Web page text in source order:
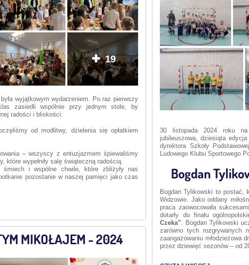
19
wyjątkowym wydarzeniem. Po raz pierwszy
zasiedli wspólnie przy jednym stole, by
radości i bliskości.
od modlitwy, dzielenia się opłatkiem
– wszyscy z entuzjazmem śpiewaliśmy
które wypełniły salę świąteczną radością.
śmiech i wspólne chwile, które zbliżyły nas
pozostanie w naszej pamięci jako czas
30 listopada 2024 roku
jubileuszowa, dziesiąta edycja
dyrektora Szkoły
Ludowego Klubu Sportowego
Bogdan
Bogdan Tylikowski to postać,
Widzowie. Jako oddany
praca zaowocowała
dotarły do finału
Czeka” . Bogdan Tylikowski
zarówno tych rozgrywanych
zaangażowaniu młodzieżowa
przez dziewięć sezonów – od
MIKOŁAJEM - 2024